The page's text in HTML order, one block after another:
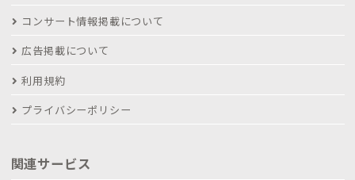
コンサート情報掲載について
広告掲載について
利用規約
プライバシーポリシー
関連サービス